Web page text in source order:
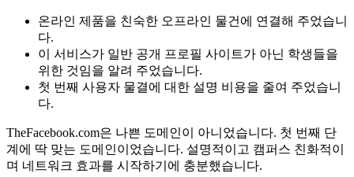
온라인 제품을 친숙한 오프라인 물건에 연결해 주었습니
다.
이 서비스가 일반 공개 프로필 사이트가 아닌 학생들을
위한 것임을 알려 주었습니다.
첫 번째 사용자 물결에 대한 설명 비용을 줄여 주었습니
다.
TheFacebook.com은 나쁜 도메인이 아니었습니다. 첫 번째 단
계에 딱 맞는 도메인이었습니다. 설명적이고 캠퍼스 친화적이
며 네트워크 효과를 시작하기에 충분했습니다.